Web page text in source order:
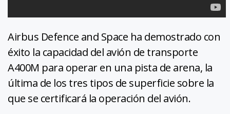
Airbus Defence and Space ha demostrado con
éxito la capacidad del avión de transporte
A400M para operar en una pista de arena, la
última de los tres tipos de superficie sobre la
que se certificará la operación del avión.